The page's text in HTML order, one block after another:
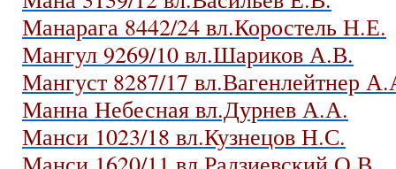
Манарага 8442/24 вл.Коростель Н.Е.
Мангул 9269/10 вл.Шариков А.В.
Мангуст 8287/17 вл.Вагенлейтнер
Манна Небесная вл.Дурнев А.А.
Манси 1023/18 вл.Кузнецов Н.С.